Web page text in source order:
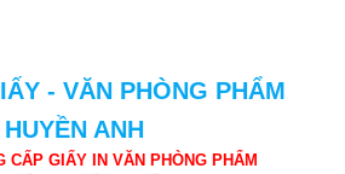
- VĂN PHÒNG PHẨM
HUYỀN ANH
CẤP GIẤY IN VĂN PHÒNG PHẨM